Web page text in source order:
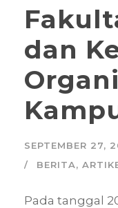
dan
SEPTEMBER 27,
BERITA,
Pada tanggal